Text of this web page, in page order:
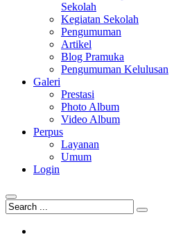
Sekolah
Kegiatan Sekolah
Pengumuman
Artikel
Blog Pramuka
Pengumuman Kelulusan
Galeri
Prestasi
Photo Album
Video Album
Perpus
Layanan
Umum
Login